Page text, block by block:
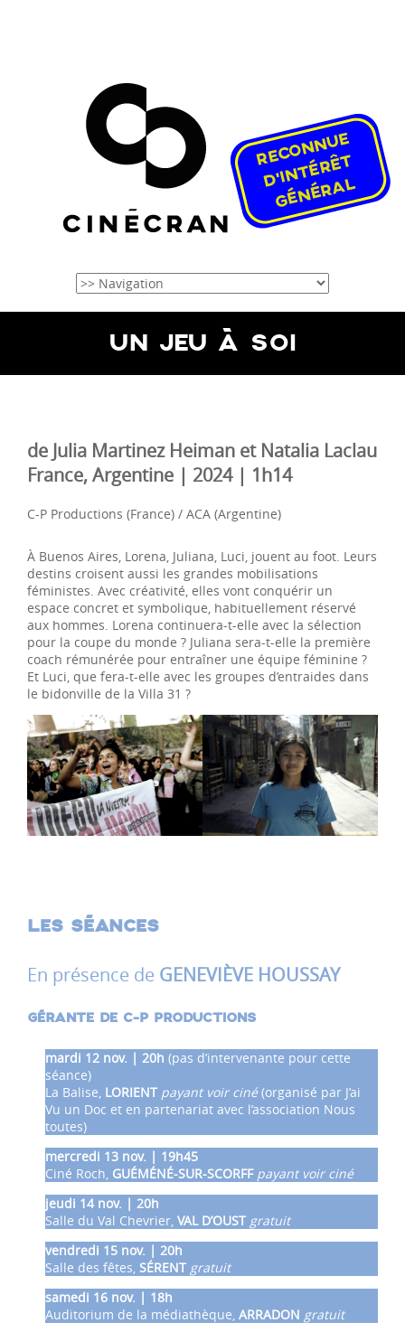
UN JEU À SOI
de Julia Martinez Heiman et Natalia Laclau
France, Argentine | 2024 | 1h14
C-P Productions (France) / ACA (Argentine)
À Buenos Aires, Lorena, Juliana, Luci, jouent au foot. Leurs
destins croisent aussi les grandes mobilisations
féministes. Avec créativité, elles vont conquérir un
espace concret et symbolique, habituellement réservé
aux hommes. Lorena continuera-t-elle avec la sélection
pour la coupe du monde ? Juliana sera-t-elle la première
coach rémunérée pour entraîner une équipe féminine ?
Et Luci, que fera-t-elle avec les groupes d’entraides dans
le bidonville de la Villa 31 ?
LES SÉANCES
En présence de GENEVIÈVE HOUSSAY
GÉRANTE DE C-P PRODUCTIONS
mardi 12 nov. | 20h (pas d’intervenante pour cette
séance)
La Balise, LORIENT payant voir ciné(organisé par J’ai
Vu un Doc et en partenariat avec l’association Nous
toutes)
mercredi 13 nov. | 19h45
Ciné Roch, GUÉMÉNÉ-SUR-SCORFF payant voir ciné
jeudi 14 nov. | 20h
Salle du Val Chevrier, VAL D’OUST gratuit
vendredi 15 nov. | 20h
Salle des fêtes, SÉRENT gratuit
samedi 16 nov. | 18h
Auditorium de la médiathèque, ARRADON gratuit